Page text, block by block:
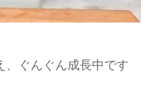
、ぐんぐん成長中です